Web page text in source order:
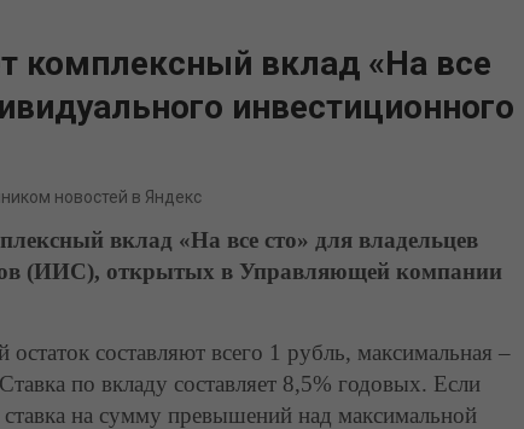
комплексный вклад «На все
инвестиционного
новостей в Яндекс
вклад «На все сто» для владельцев
(ИИС), открытых в Управляющей компании
составляют всего 1 рубль, максимальная –
по вкладу составляет 8,5% годовых. Если
на сумму превышений над максимальной